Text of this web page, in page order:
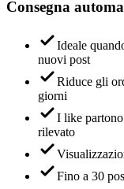
nuovi post
Riduce gli
giorni
I like
rilevato
Fino a 30